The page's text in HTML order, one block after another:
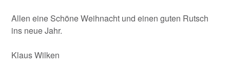
Allen eine Schöne Weihnacht und einen guten Rutsch
ins neue Jahr.
Klaus Wilken